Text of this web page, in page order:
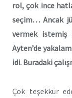
rol, çok ince
seçim… Ancak
vermek istemiş
Ayten’de
idi. Buradaki
Çok teşekkür